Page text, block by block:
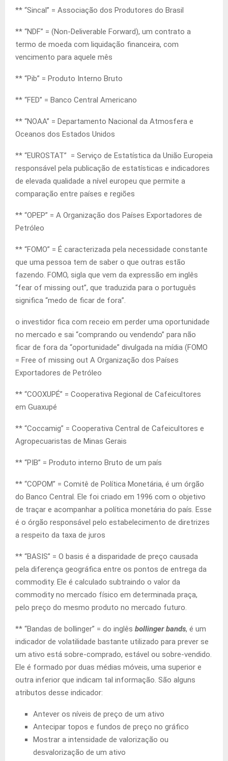
** “Sincal” = Associação dos Produtores do Brasil
** “NDF” = (Non-Deliverable Forward), um contrato a
termo de moeda com liquidação financeira, com
vencimento para aquele mês
** “Pib” = Produto Interno Bruto
** “FED” = Banco Central Americano
** “NOAA” = Departamento Nacional da Atmosfera e
Oceanos dos Estados Unidos
** “EUROSTAT” = Serviço de Estatística da União Europeia
responsável pela publicação de estatísticas e indicadores
de elevada qualidade a nível europeu que permite a
comparação entre países e regiões
** “OPEP” = A Organização dos Países Exportadores de
Petróleo
** “FOMO” = É caracterizada pela necessidade constante
que uma pessoa tem de saber o que outras estão
fazendo. FOMO, sigla que vem da expressão em inglês
“fear of missing out”, que traduzida para o português
significa “medo de ficar de fora”.
o investidor fica com receio em perder uma oportunidade
no mercado e sai “comprando ou vendendo” para não
ficar de fora da “oportunidade” divulgada na mídia (FOMO
= Free of missing out A Organização dos Países
Exportadores de Petróleo
** “COOXUPÉ” = Cooperativa Regional de Cafeicultores
em Guaxupé
** “Coccamig” = Cooperativa Central de Cafeicultores e
Agropecuaristas de Minas Gerais
** “PIB” = Produto interno Bruto de um país
** “COPOM” = Comitê de Política Monetária, é um órgão
do Banco Central. Ele foi criado em 1996 com o objetivo
de traçar e acompanhar a política monetária do país. Esse
é o órgão responsável pelo estabelecimento de diretrizes
a respeito da taxa de juros
** “BASIS” = O basis é a disparidade de preço causada
pela diferença geográfica entre os pontos de entrega da
commodity. Ele é calculado subtraindo o valor da
commodity no mercado físico em determinada praça,
pelo preço do mesmo produto no mercado futuro.
** “Bandas de bollinger” = do inglês bollinger bands, é um
indicador de volatilidade bastante utilizado para prever se
um ativo está sobre-comprado, estável ou sobre-vendido.
Ele é formado por duas médias móveis, uma superior e
outra inferior que indicam tal informação. São alguns
atributos desse indicador:
Antever os níveis de preço de um ativo
Antecipar topos e fundos de preço no gráfico
Mostrar a intensidade de valorização ou
desvalorização de um ativo